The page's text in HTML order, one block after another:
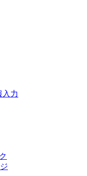
入力